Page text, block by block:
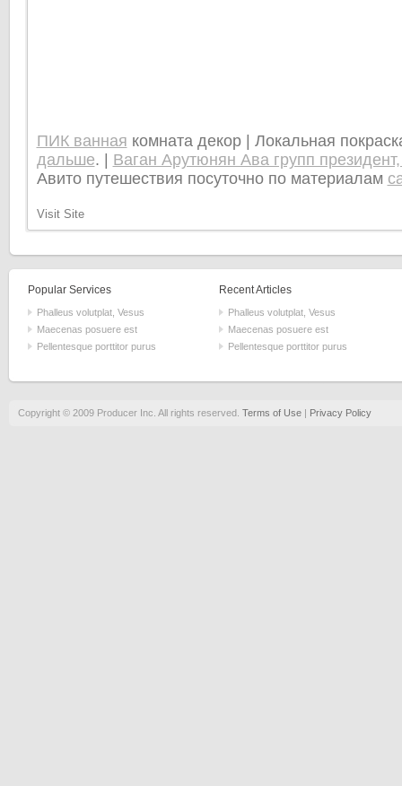
ПИК ванная комната декор | Локальная
дальше. | Ваган Арутюнян Ава групп
Авито путешествия посуточно по материалам
Visit Site
Popular Services
Phalleus volutplat, Vesus
Maecenas posuere est
Pellentesque porttitor purus
Recent Articles
Phalleus volutplat, Vesus
Maecenas posuere est
Pellentesque porttitor purus
Copyright © 2009 Producer Inc. All rights reserved. Terms of Use| Privacy Policy